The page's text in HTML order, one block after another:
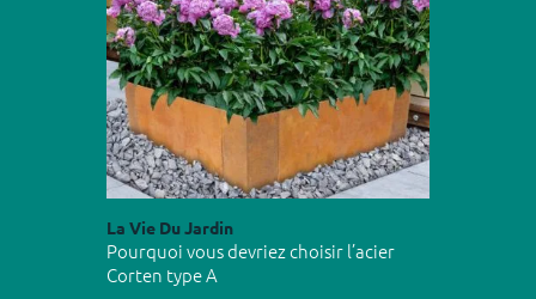
La Vie Du Jardin
Pourquoi vous devriez choisir l’acier
Corten type A